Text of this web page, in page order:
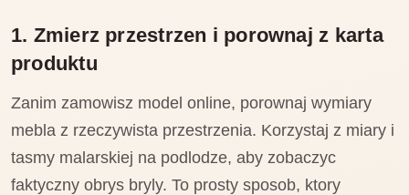
1. Zmierz przestrzen i porownaj z karta
produktu
Zanim zamowisz model online, porownaj wymiary
mebla z rzeczywista przestrzenia. Korzystaj z miary i
tasmy malarskiej na podlodze, aby zobaczyc
faktyczny obrys bryly. To prosty sposob, ktory